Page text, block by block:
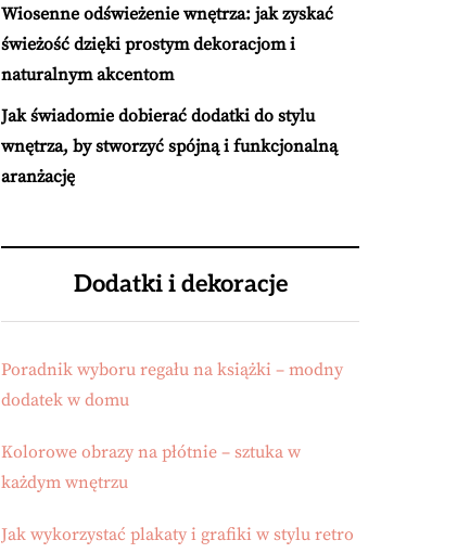
Wiosenne odświeżenie wnętrza: jak zyskać
świeżość dzięki prostym dekoracjom i
naturalnym akcentom
Jak świadomie dobierać dodatki do stylu
wnętrza, by stworzyć spójną i funkcjonalną
aranżację
Dodatki i dekoracje
Poradnik wyboru regału na książki – modny
dodatek w domu
Kolorowe obrazy na płótnie – sztuka w
każdym wnętrzu
Jak wykorzystać plakaty i grafiki w stylu retro